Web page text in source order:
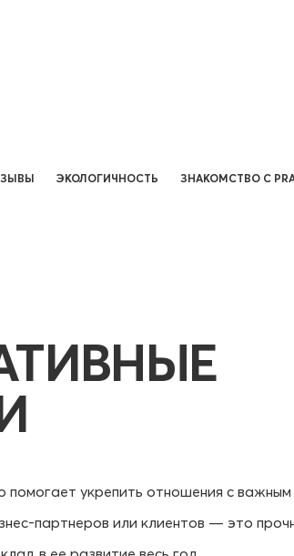
ЭКОЛОГИЧНОСТЬ ЗНАКОМСТВО С
укрепить отношения с
партнеров или клиентов — это